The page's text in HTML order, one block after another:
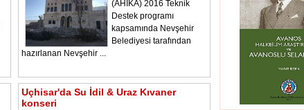
(AHİKA) 2016 Teknik
Destek programı
kapsamında Nevşehir
Belediyesi tarafından
hazırlanan Nevşehir ...
Uçhisar'da Su İdil & Uraz Kıvaner
konseri